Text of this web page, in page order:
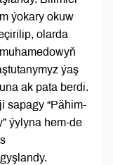
ýokary okuw
olarda
ýaş
ak pata berdi.
sapagy “Pähim-
ýylyna hem-de